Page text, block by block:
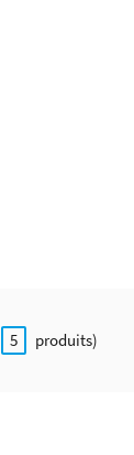
5 produits)